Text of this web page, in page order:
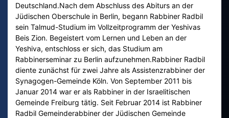
Deutschland.Nach dem Abschluss des Abiturs an der
Jüdischen Oberschule in Berlin, begann Rabbiner Radbil
sein Talmud-Studium im Vollzeitprogramm der Yeshivas
Beis Zion. Begeistert vom Lernen und Leben an der
Yeshiva, entschloss er sich, das Studium am
Rabbinerseminar zu Berlin aufzunehmen.Rabbiner Radbil
diente zunächst für zwei Jahre als Assistenzrabbiner der
Synagogen-Gemeinde Köln. Von September 2011 bis
Januar 2014 war er als Rabbiner in der Israelitischen
Gemeinde Freiburg tätig. Seit Februar 2014 ist Rabbiner
Radbil Gemeinderabbiner der Jüdischen Gemeinde